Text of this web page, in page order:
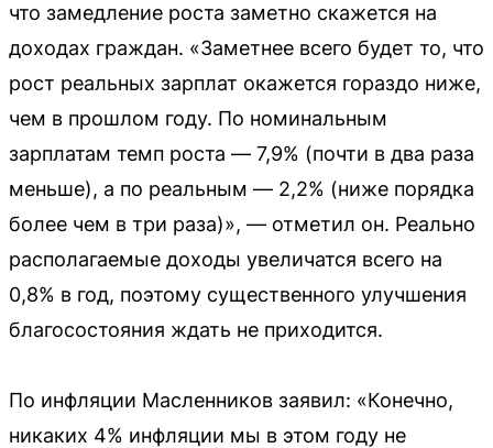
что замедление роста заметно скажется на
доходах граждан. «Заметнее всего будет то, что
рост реальных зарплат окажется гораздо ниже,
чем в прошлом году. По номинальным
зарплатам темп роста — 7,9% (почти в два раза
меньше), а по реальным — 2,2% (ниже порядка
более чем в три раза)», — отметил он. Реально
располагаемые доходы увеличатся всего на
0,8% в год, поэтому существенного улучшения
благосостояния ждать не приходится.
По инфляции Масленников заявил: «Конечно,
никаких 4% инфляции мы в этом году не